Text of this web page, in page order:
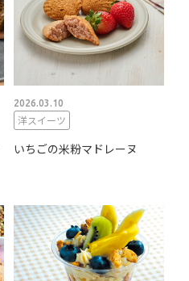
2026.03.10
洋スイーツ
いちごの米粉マドレーヌ